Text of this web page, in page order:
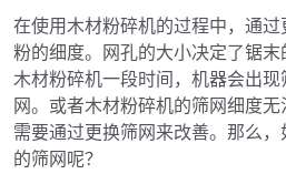
在使用木材粉碎机的过程中，通
粉的细度。网孔的大小决定了锯
木材粉碎机一段时间，机器会出
网。或者木材粉碎机的筛网细度无
需要通过更换筛网来改善。那么
的筛网呢？